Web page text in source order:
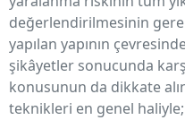
değerlendirilmesinin
yapılan yapının
şikâyetler sonucunda
konusunun da dikkate
teknikleri en genel haliyle;